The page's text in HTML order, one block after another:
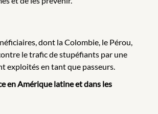
dont la Colombie, le Pérou,
le trafic de stupéfiants par une
exploités en tant que passeurs.
en Amérique latine et dans les